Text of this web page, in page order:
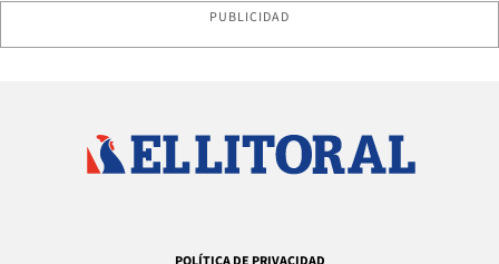
PUBLICIDAD